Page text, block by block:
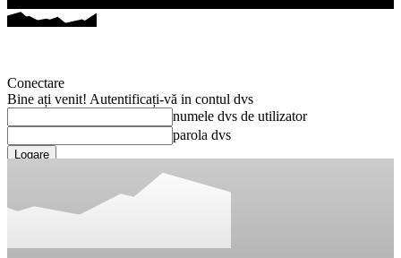
Conectare
Bine ați venit! Autentificați-vă in contul dvs
numele dvs de utilizator
parola dvs
Ați uitat parola? obține ajutor
Recuperați-vă parola